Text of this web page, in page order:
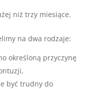
niż trzy miesiące.
na dwa rodzaje:
określoną przyczynę
być trudny do